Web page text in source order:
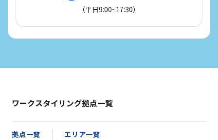
（平日9:00~17:30）
ワークスタイリング拠点一覧
拠点一覧 エリア一覧